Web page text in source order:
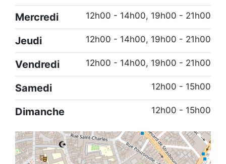
Mercredi 12h00 - 14h00, 19h00 - 21h00
Jeudi 12h00 - 14h00, 19h00 - 21h00
Vendredi 12h00 - 14h00, 19h00 - 21h00
Samedi 12h00 - 15h00
Dimanche 12h00 - 15h00